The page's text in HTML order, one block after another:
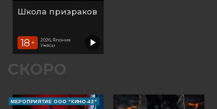
Школа призраков
18 +
2026, Япония
Ужасы
СКОРО
МЕРОПРИЯТИЕ ООО "КИНО-42"